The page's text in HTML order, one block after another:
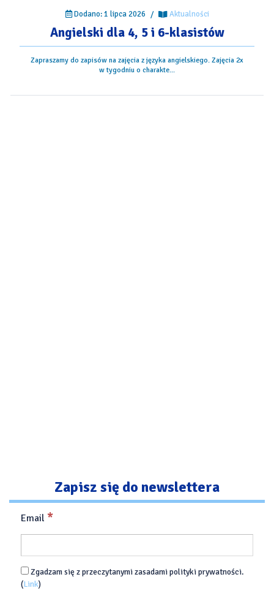
Zapisz się do newslettera
Email *
Zgadzam się z przeczytanymi zasadami polityki prywatności.
(Link)
Dodano: 1 lipca 2026 / Aktualności
Angielski dla 4, 5 i 6-klasistów
Zapraszamy do zapisów na zajęcia z języka angielskiego. Zajęcia 2x
w tygodniu o charakte...